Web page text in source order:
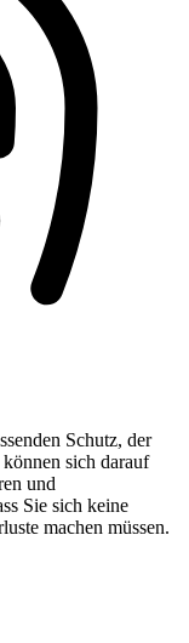
Schutz, der
sich darauf
und
Sie sich keine
machen müssen.